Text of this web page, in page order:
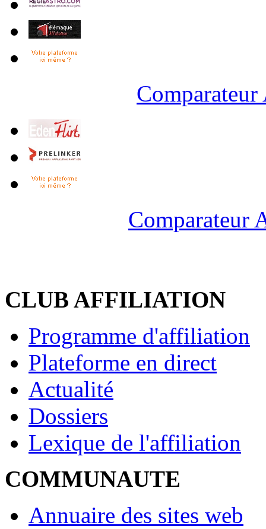
Comparateur
CLUB AFFILIATION
Programme d'affiliation
Plateforme en direct
Actualité
Dossiers
Lexique de l'affiliation
COMMUNAUTE
Annuaire des sites web